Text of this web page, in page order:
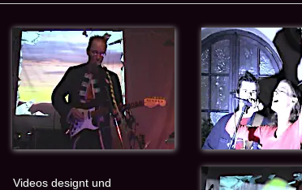
Videos designt und